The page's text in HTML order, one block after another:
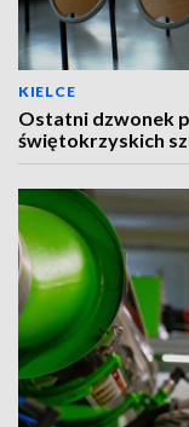
KIELCE
Ostatni dzwonek
świętokrzyskich